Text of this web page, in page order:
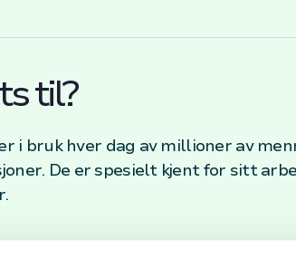
til?
i bruk hver dag av millioner av
De er spesielt kjent for sitt